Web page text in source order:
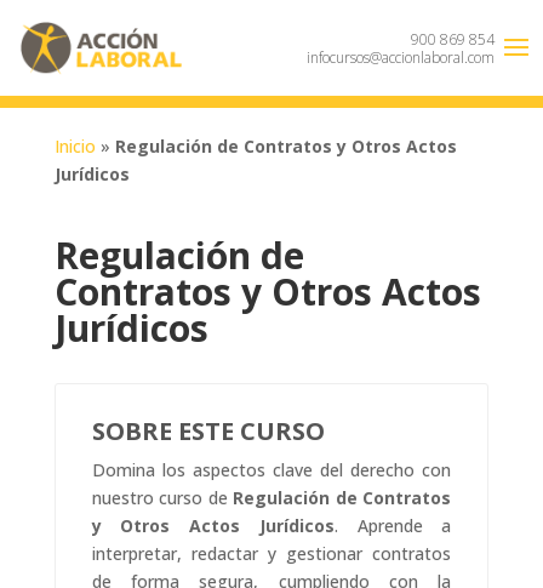
900 869 854
infocursos@accionlaboral.com
Inicio » Regulación de Contratos y Otros Actos
Jurídicos
Regulación de
Contratos y Otros Actos
Jurídicos
SOBRE ESTE CURSO
Domina los aspectos clave del derecho con
nuestro curso de Regulación de Contratos
y Otros Actos Jurídicos. Aprende a
interpretar, redactar y gestionar contratos
de forma segura, cumpliendo con la